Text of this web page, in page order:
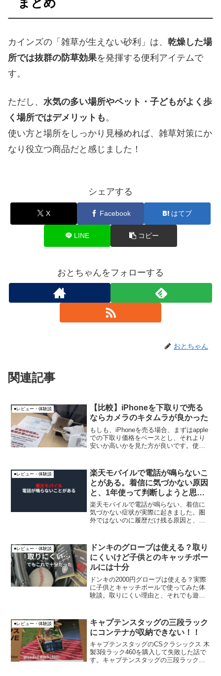
カインズの「雑草が生えない砂利」は、 乾燥した場
所では抜群の防草効果を発揮する便利アイテムで
す。
ただし、 水気の多い場所やペット・子どもがよく歩
く場所ではデメリットも。
使い方と場所をしっかり見極めれば、雑草対策にか
なり役立つ商品だと感じました！
シェアする
X Facebook はてブ
LINE コピー
おとちゃんをフォローする
おとちゃん
関連記事
●レビュー・体験談
【比較】iPhoneを下取りで売る
ならカメラのキタムラが良かった
もしも、iPhoneを売る場合、まずはapple
での下取り価格をベースとし、それより
安いか高いかを見た方が良いです。使い
手間暇かけず即金出来る売り方を望みま
した。
●レビュー・体験談
楽天モバイルで電話が鳴らないこ
とがある。着信に気づかない原因
と、1年使って判断しようと思っ
た理由
楽天モバイルで電話が鳴らない、着信に
気づかない症状が実際に起きました。圏
外ではないのに履歴だけ残る原因と、
整理します。
●レビュー・体験談
ドンキのグローブは使える？取り
にくいけど子供とのキャッチボー
ルには十分
ドンキの2000円グローブは使える？実際
に子供とキャッチボールで使ってみた体
験談。取りにくい理由と、それでも遊び
●レビュー・体験談
キャプテンスタッグの三段ラック
にコンテナが収納できない！！
キャプテンスタッグのCSクラシックス 木
製3段ラック460を購入して失敗した話で
す。キャプテンスタッグの三段ラックの